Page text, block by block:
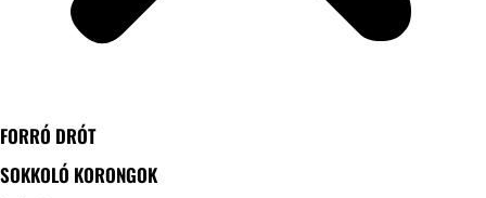
FORRÓ DRÓT
SOKKOLÓ KORONGOK